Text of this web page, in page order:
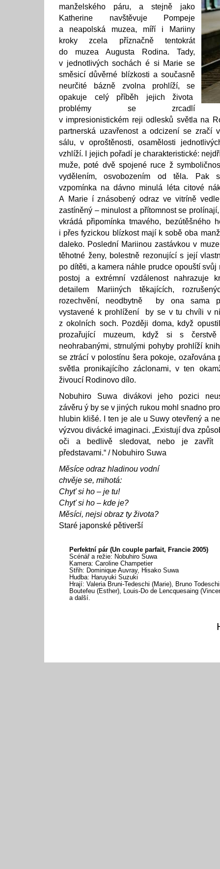
manželského páru, a stejně jako
Katherine navštěvuje Pompeje
a neapolská muzea, míří i Mariiny
kroky zcela příznačně tentokrát
do muzea Augusta Rodina. Tady,
v jednotlivých sochách é si Marie se
směsicí důvěrné blízkosti a současně
neurčité bázně zvolna prohlíží, se
opakuje celý příběh jejich života
problémy se zrcadlí
v impresionistickém reji odlesků světla na
partnerská uzavřenost a odcizení se zračí
sálu, v oproštěnosti, osamělosti
vzhlíží. I jejich pořadí je charakteristické:
muže, poté dvě spojené ruce ž
vydělením, osvobozením od těla. Pak
vzpomínka na dávno minulá léta citové
A Marie í znásobený odraz ve vitríně
zastíněný – minulost a přítomnost se
vkrádá připomínka tmavého, bezútěšného
i přes fyzickou blízkost mají k sobě oba
daleko. Poslední Mariinou zastávkou v
těhotné ženy, bolestně rezonující s její
po dítěti, a kamera náhle prudce opouští svůj
postoj a extrémní vzdálenost nahrazuje
detailem Mariiných těkajících,
rozechvění, neodbytně by ona sama
vystavené k prohlížení by se v tu chvíli v
z okolních soch. Později doma, když
prozařující muzeum, když si s čerstvě
neohrabanými, strnulými pohyby prohlíží
se ztrácí v polostínu šera pokoje, ozařována
světla pronikajícího záclonami, v ten
živoucí Rodinovo dílo.
Nobuhiro Suwa divákovi jeho pozici
závěru ý by se v jiných rukou mohl snadno
hlubin klišé. I ten je ale u Suwy otevřený a
výzvou divácké imaginaci. „Existují dva
oči a bedlivě sledovat, nebo je zavřít
představami.“ / Nobuhiro Suwa
Měsíce odraz hladinou vodní
chvěje se, mihotá:
Chyť si ho – je tu!
Chyť si ho – kde je?
Měsíci, nejsi obraz ty života?
Staré japonské pětiverší
Perfektní pár (Un couple parfait, Francie 2005)
Scénář a režie: Nobuhiro Suwa
Kamera: Caroline Champetier
Střih: Dominique Auvray, Hisako Suwa
Hudba: Haruyuki Suzuki
Hrají: Valeria Bruni-Tedeschi (Marie), Bruno
Boutefeu (Esther), Louis-Do de Lencquesaing
a další.